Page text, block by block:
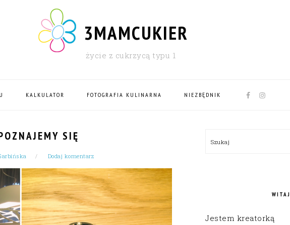
3MAMCUKIER
życie z cukrzycą typu 1
KALKULATOR FOTOGRAFIA KULINARNA NIEZBĘDNIK
NAV
SIĘ
Dodaj komentarz
SIDEBAR
Szukaj
WITAJ
Jestem kreatorką